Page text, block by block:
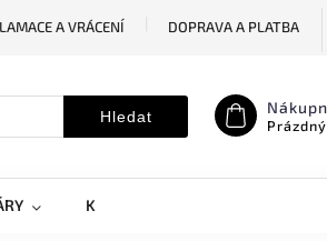
A VRÁCENÍ
DOPRAVA A PLATBA
Hledat
KRYTY NA MOBILY